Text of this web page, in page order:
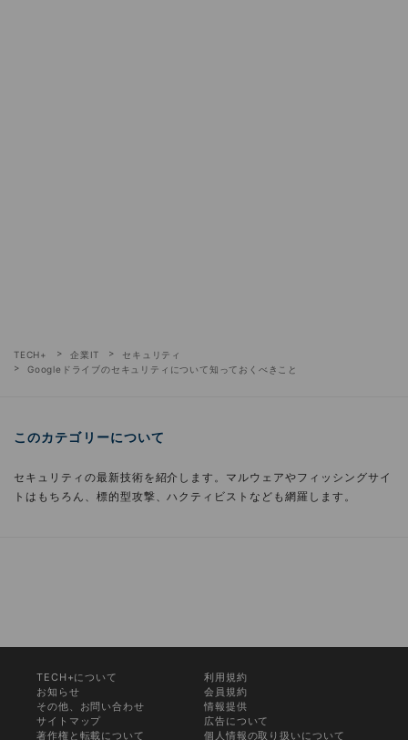
TECH+ 企業IT
セキュリティ
Googleドライブのセキュリティについて知っておくべきこと
このカテゴリーについて
セキュリティの最新技術を紹介します。マルウェアやフィッシングサイ
トはもちろん、標的型攻撃、ハクティビストなども網羅します。
TECH+について
利用規約
お知らせ
会員規約
その他、お問い合わせ
情報提供
サイトマップ
広告について
著作権と転載について
個人情報の取り扱いについて